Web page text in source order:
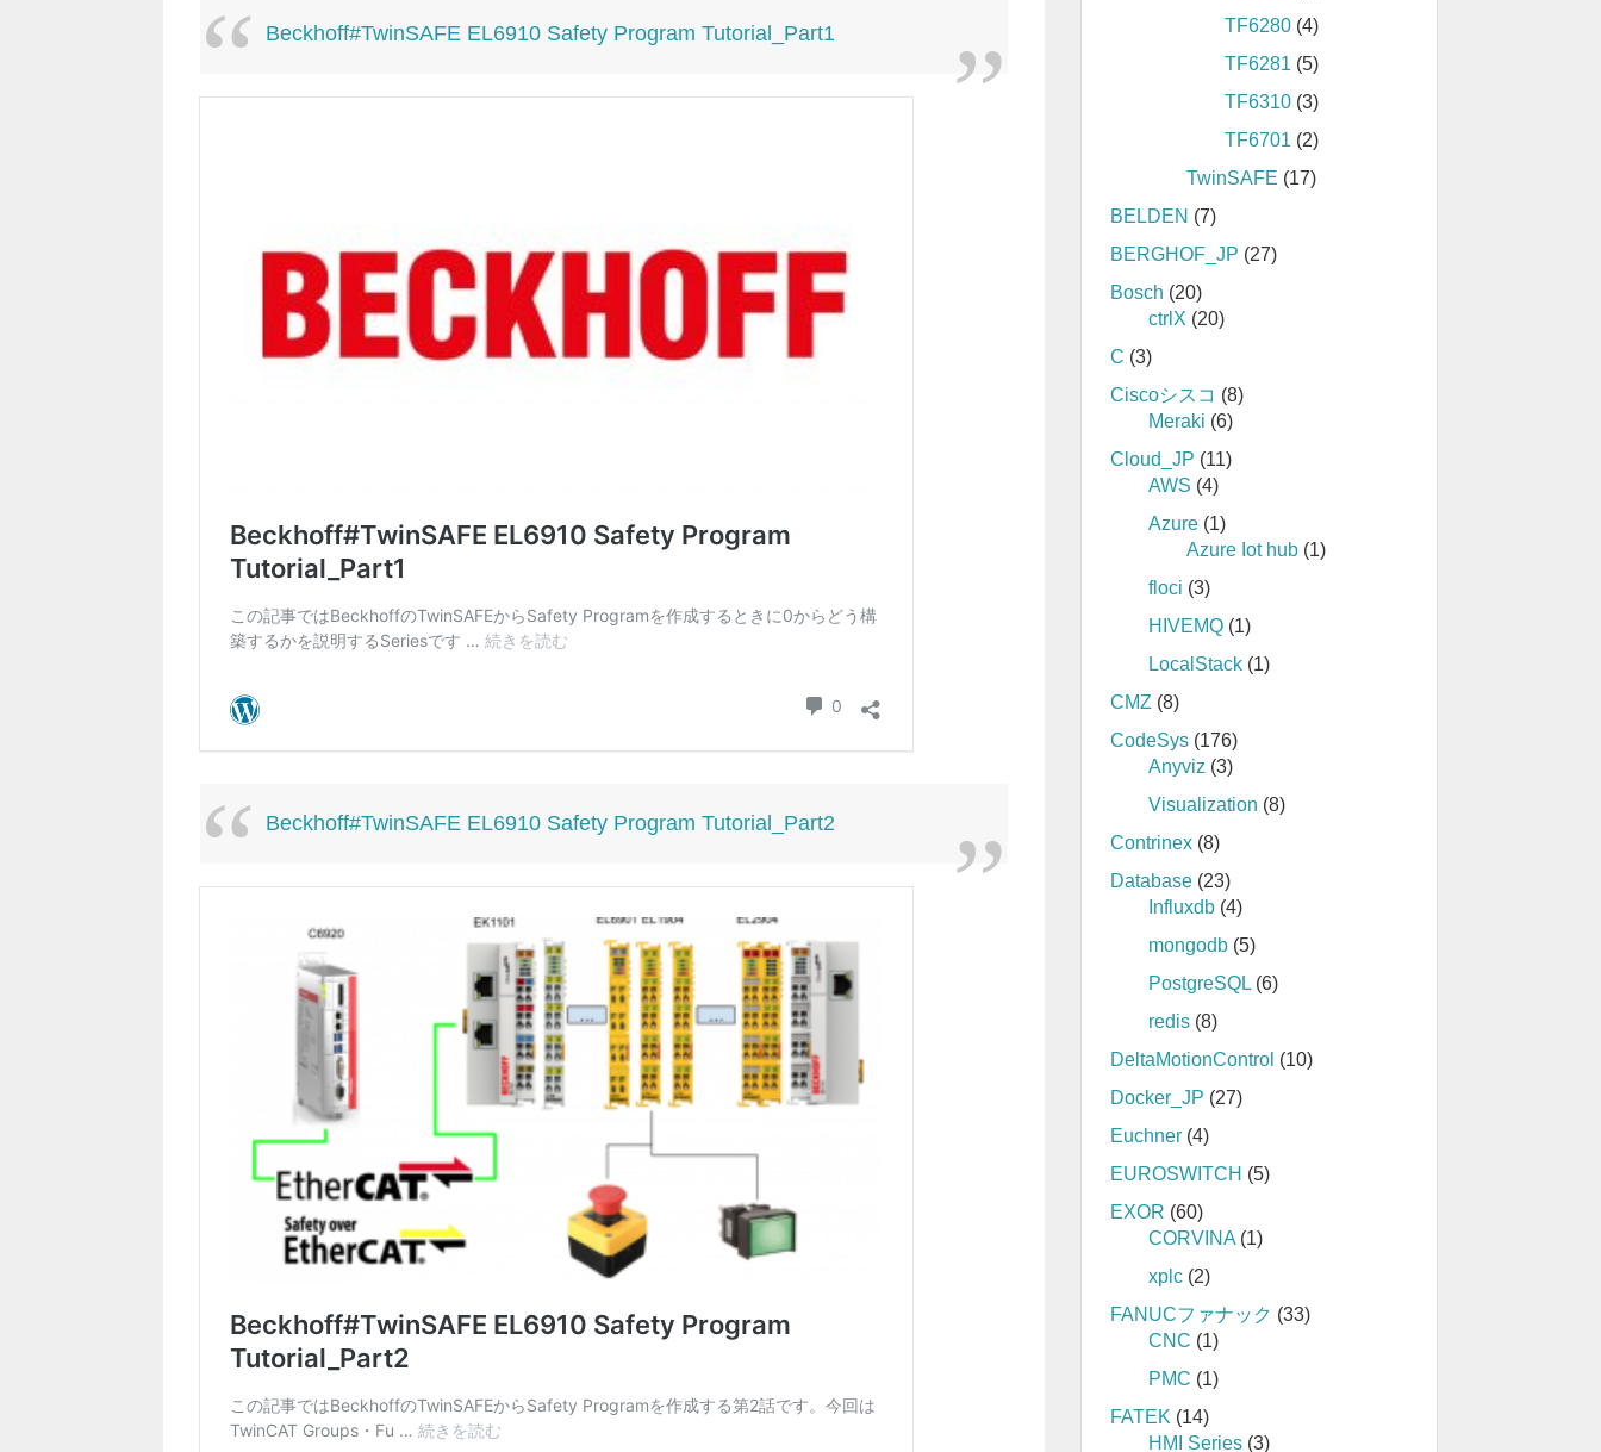
Beckhoff#TwinSAFE EL6910 Safety Program Tutorial_Part1
Beckhoff#TwinSAFE EL6910 Safety Program Tutorial_Part2
TF6280 (4)
TF6281 (5)
TF6310 (3)
TF6701 (2)
TwinSAFE (17)
BELDEN (7)
BERGHOF_JP (27)
Bosch (20)
ctrlX (20)
C (3)
Ciscoシスコ (8)
Meraki (6)
Cloud_JP (11)
AWS (4)
Azure (1)
Azure Iot hub (1)
floci (3)
HIVEMQ (1)
LocalStack (1)
CMZ (8)
CodeSys (176)
Anyviz (3)
Visualization (8)
Contrinex (8)
Database (23)
Influxdb (4)
mongodb (5)
PostgreSQL (6)
redis (8)
DeltaMotionControl (10)
Docker_JP (27)
Euchner (4)
EUROSWITCH (5)
EXOR (60)
CORVINA (1)
xplc (2)
FANUCファナック (33)
CNC (1)
PMC (1)
FATEK (14)
HMI Series (3)